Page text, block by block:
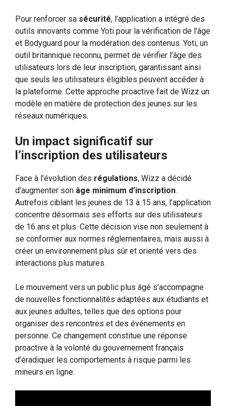
Pour renforcer sa sécurité, l’application a intégré des
outils innovants comme Yoti pour la vérification de l’âge
et Bodyguard pour la modération des contenus. Yoti, un
outil britannique reconnu, permet de vérifier l’âge des
utilisateurs lors de leur inscription, garantissant ainsi
que seuls les utilisateurs éligibles peuvent accéder à
la plateforme. Cette approche proactive fait de Wizz un
modèle en matière de protection des jeunes sur les
réseaux numériques.
Un impact significatif sur
l’inscription des utilisateurs
Face à l’évolution des régulations, Wizz a décidé
d’augmenter son âge minimum d’inscription.
Autrefois ciblant les jeunes de 13 à 15 ans, l’application
concentre désormais ses efforts sur des utilisateurs
de 16 ans et plus. Cette décision vise non seulement à
se conformer aux normes réglementaires, mais aussi à
créer un environnement plus sûr et orienté vers des
interactions plus matures.
Le mouvement vers un public plus âgé s’accompagne
de nouvelles fonctionnalités adaptées aux étudiants et
aux jeunes adultes, telles que des options pour
organiser des rencontres et des événements en
personne. Ce changement constitue une réponse
proactive à la volonté du gouvernement français
d’éradiquer les comportements à risque parmi les
mineurs en ligne.